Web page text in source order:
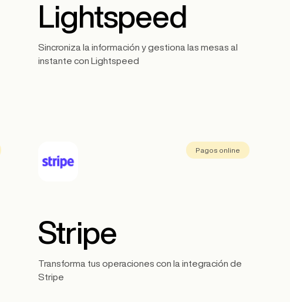
Lightspeed
Sincroniza la información y gestiona las mesas al
instante con Lightspeed
Pagos online
Stripe
Transforma tus operaciones con la integración de
Stripe